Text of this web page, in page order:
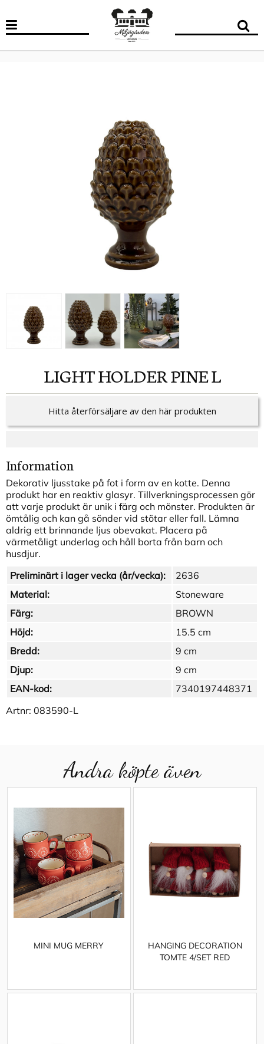
LIGHT HOLDER PINE L
Hitta återförsäljare av den här produkten
Information
Dekorativ ljusstake på fot i form av en kotte. Denna
produkt har en reaktiv glasyr. Tillverkningsprocessen gör
att varje produkt är unik i färg och mönster. Produkten är
ömtålig och kan gå sönder vid stötar eller fall. Lämna
aldrig ett brinnande ljus obevakat. Placera på
värmetåligt underlag och håll borta från barn och
husdjur.
Preliminärt i lager vecka (år/vecka):
2636
Material:
Stoneware
Färg:
BROWN
Höjd:
15.5 cm
Bredd:
9 cm
Djup:
9 cm
EAN-kod:
7340197448371
Artnr: 083590-L
Andra köpte även
MINI MUG MERRY
HANGING DECORATION
TOMTE 4/SET RED